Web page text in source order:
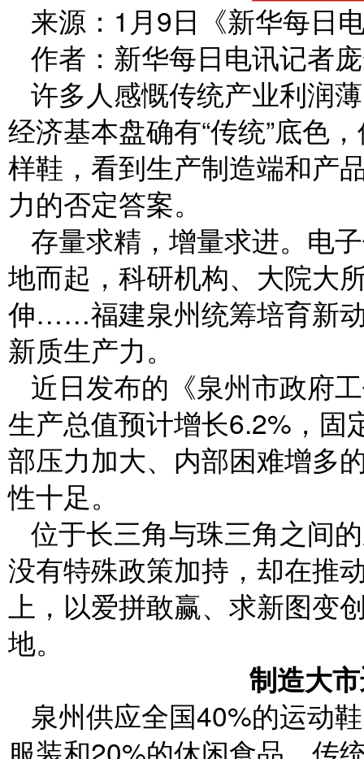
来源：1月9日《新华每日
作者：新华每日电讯记者
许多人感慨传统产业利润
经济基本盘确有“传统”底色
样鞋，看到生产制造端和产
力的否定答案。
存量求精，增量求进。电
地而起，科研机构、大院大
伸……福建泉州统筹培育新
新质生产力。
近日发布的《泉州市政府
生产总值预计增长6.2%，固
部压力加大、内部困难增多
性十足。
位于长三角与珠三角之间
没有特殊政策加持，却在推
上，以爱拼敢赢、求新图变
地。
制造大
泉州供应全国40%的运动